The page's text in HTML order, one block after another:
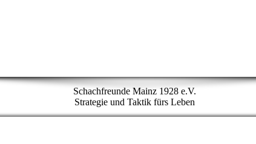
Schachfreunde Mainz 1928 e.V.
Strategie und Taktik fürs Leben